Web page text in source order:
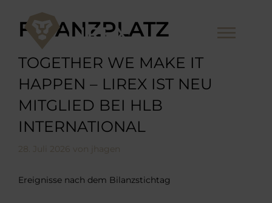
springenFINANZPLATZ
TOGETHER WE MAKE IT
HAPPEN – LIREX IST NEU
MITGLIED BEI HLB
INTERNATIONAL
28. Juli 2026 von jhagen
Ereignisse nach dem Bilanzstichtag